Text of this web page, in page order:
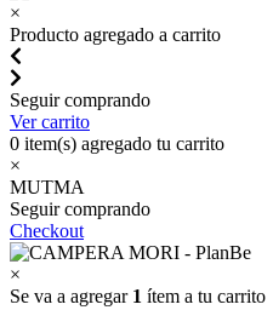
×
Producto agregado a carrito
Seguir comprando
Ver carrito
0 item(s) agregado tu carrito
×
MUTMA
Seguir comprando
Checkout
×
Se va a agregar 1 ítem a tu carrito